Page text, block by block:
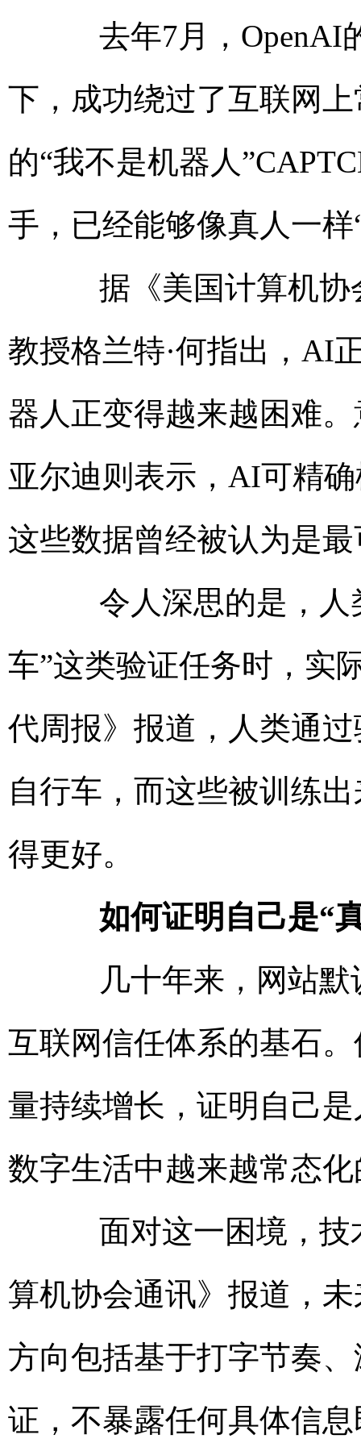
去年7月，OpenAI的
下，成功绕过了互联网
的“我不是机器人
手，已经能够像真人一
据《美国计算机协
教授格兰特·何指出，AI
器人正变得越来越困难
亚尔迪则表示，AI可精
这些数据曾经被认为是
令人深思的是，人
车”这类验证任务时，实
代周报》报道，人类通
自行车，而这些被训练
得更好。
如何证明自己是“
几十年来，网站默
互联网信任体系的基石
量持续增长，证明自己
数字生活中越来越常态化
面对这一困境，技
算机协会通讯》报道，
方向包括基于打字节奏
证，不暴露任何具体信